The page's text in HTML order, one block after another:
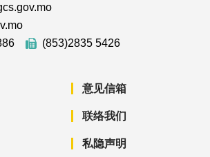
(853)2835 5426
意见信箱
联络我们
私隐声明